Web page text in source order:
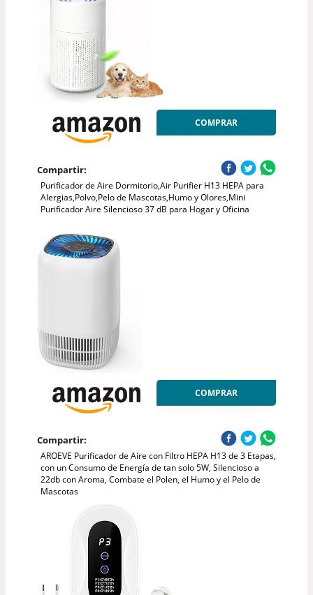
COMPRAR
Compartir:
Purificador de Aire Dormitorio,Air Purifier H13 HEPA para
Alergias,Polvo,Pelo de Mascotas,Humo y Olores,Mini
Purificador Aire Silencioso 37 dB para Hogar y Oficina
COMPRAR
Compartir:
AROEVE Purificador de Aire con Filtro HEPA H13 de 3 Etapas,
con un Consumo de Energía de tan solo 5W, Silencioso a
22db con Aroma, Combate el Polen, el Humo y el Pelo de
Mascotas